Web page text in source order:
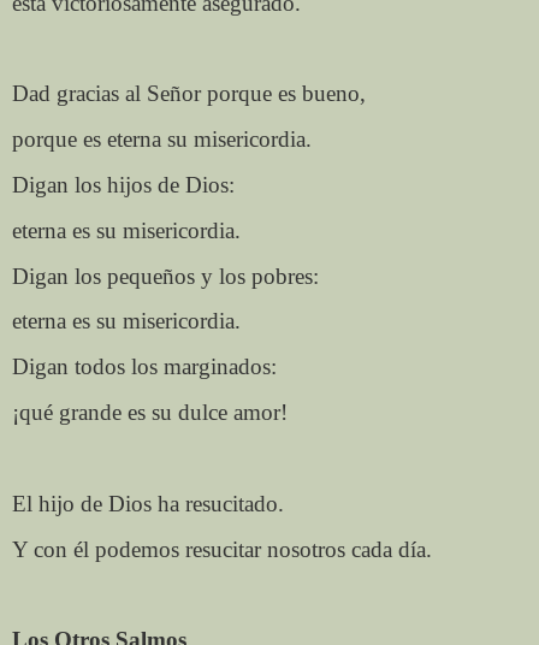
Dad gracias al Señor porque es bueno,
porque es eterna su misericordia.
Digan los hijos de Dios:
eterna es su misericordia.
Digan los pequeños y los pobres:
eterna es su misericordia.
Digan todos los marginados:
¡qué grande es su dulce amor!
El hijo de Dios ha resucitado.
Y con él podemos resucitar nosotros cada día.
Los Otros Salmos